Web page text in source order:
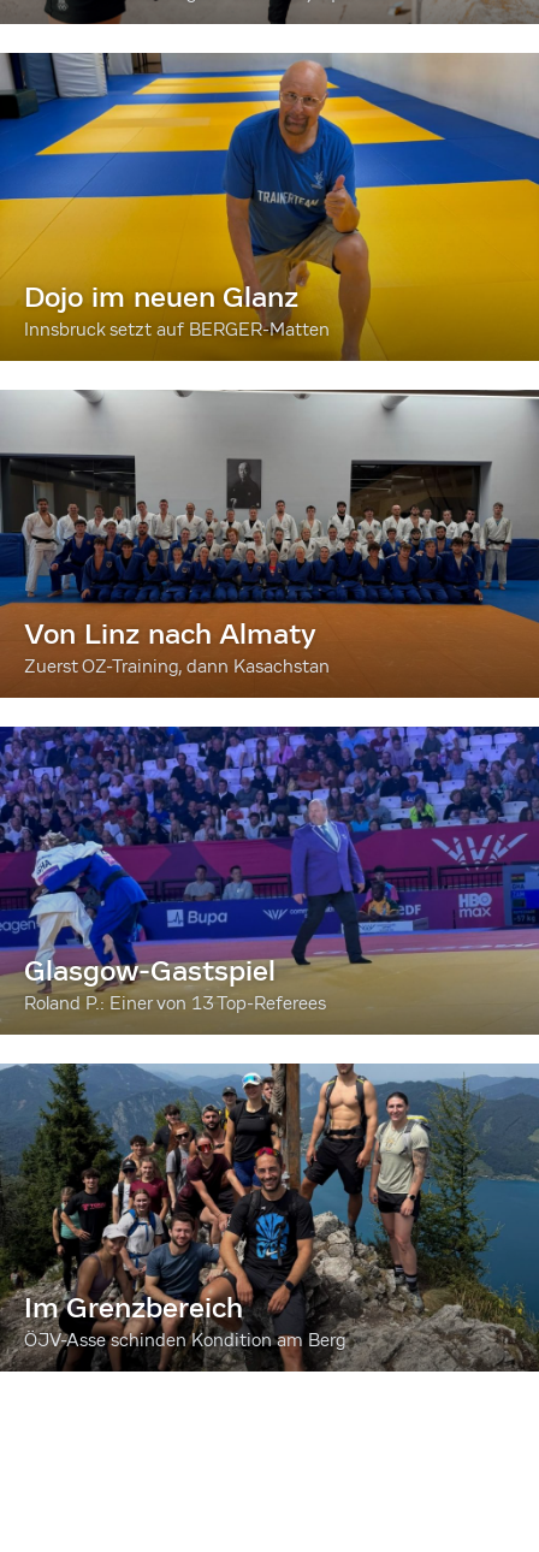
Dojo im neuen Glanz
Innsbruck setzt auf BERGER-Matten
Von Linz nach Almaty
Zuerst OZ-Training, dann Kasachstan
Glasgow-Gastspiel
Roland P.: Einer von 13 Top-Referees
Im Grenzbereich
ÖJV-Asse schinden Kondition am Berg